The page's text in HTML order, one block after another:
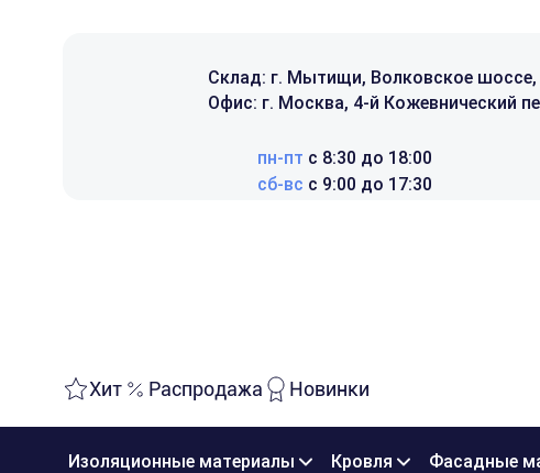
Склад: г. Мытищи, Волковское шоссе,
Офис: г. Москва, 4-й Кожевнический
пн-пт с 8:30 до 18:00
сб-вс с 9:00 до 17:30
Хит Распродажа Новинки
Изоляционные материалы Кровля Фасадные